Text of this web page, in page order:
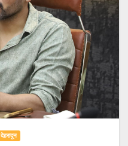
देहरादून